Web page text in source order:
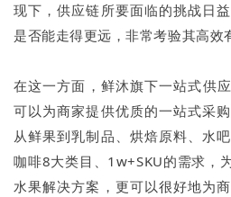
现下，供应链所要面临的挑战日
是否能走得更远，非常考验其高效
在这一方面，鲜沐旗下⼀站式供
可以为商家提供优质的一站式采
从鲜果到乳制品、烘焙原料、水
咖啡8大类目、1w+SKU的需求，
水果解决方案，更可以很好地为